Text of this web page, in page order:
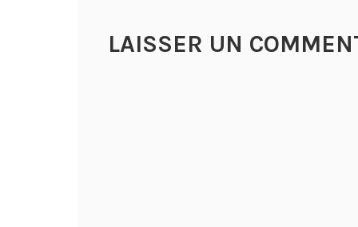
LAISSER UN